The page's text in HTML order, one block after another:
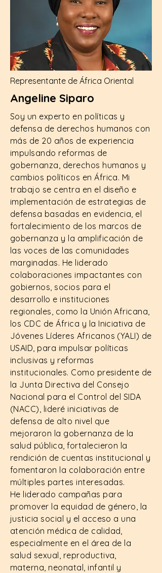
Representante de África Oriental
Angeline Siparo
Soy un experto en políticas y
defensa de derechos humanos con
más de 20 años de experiencia
impulsando reformas de
gobernanza, derechos humanos y
cambios políticos en África. Mi
trabajo se centra en el diseño e
implementación de estrategias de
defensa basadas en evidencia, el
fortalecimiento de los marcos de
gobernanza y la amplificación de
las voces de las comunidades
marginadas. He liderado
colaboraciones impactantes con
gobiernos, socios para el
desarrollo e instituciones
regionales, como la Unión Africana,
los CDC de África y la Iniciativa de
Jóvenes Líderes Africanos (YALI) de
USAID, para impulsar políticas
inclusivas y reformas
institucionales. Como presidente de
la Junta Directiva del Consejo
Nacional para el Control del SIDA
(NACC), lideré iniciativas de
defensa de alto nivel que
mejoraron la gobernanza de la
salud pública, fortalecieron la
rendición de cuentas institucional y
fomentaron la colaboración entre
múltiples partes interesadas.
He liderado campañas para
promover la equidad de género, la
justicia social y el acceso a una
atención médica de calidad,
especialmente en el área de la
salud sexual, reproductiva,
materna, neonatal, infantil y